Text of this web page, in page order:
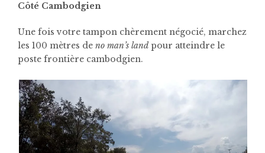
Côté Cambodgien
Une fois votre tampon chèrement négocié, marchez
les 100 mètres de no man’s landpour atteindre le
poste frontière cambodgien.